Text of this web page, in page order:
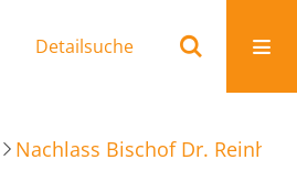
Detailsuche
Nachlass Bischof Dr.